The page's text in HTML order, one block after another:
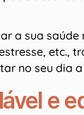
a sua
etc.,
no seu dia
e